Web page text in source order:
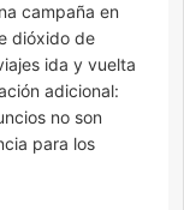
campaña en
dióxido de
ida y vuelta
adicional:
no son
para los